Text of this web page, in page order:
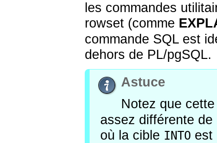
les commandes
rowset (comme
commande SQL est
dehors de PL/pgSQL.
Astuce
Notez que
assez différente
où la cible INTO est